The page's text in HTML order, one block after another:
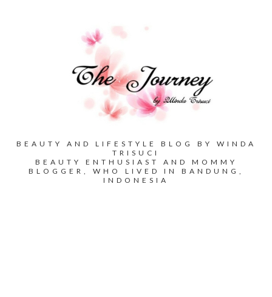
BEAUTY AND LIFESTYLE BLOG BY WINDA
TRISUCI
BEAUTY ENTHUSIAST AND MOMMY
BLOGGER, WHO LIVED IN BANDUNG,
INDONESIA